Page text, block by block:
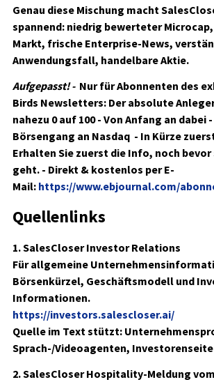
Genau diese Mischung macht
spannend: niedrig bewerteter
Markt, frische Enterprise-News,
Anwendungsfall, handelbare Aktie.
Aufgepasst! - Nur für Abonnenten des
Birds Newsletters: Der absolute
nahezu 0 auf 100 - Von Anfang an dabei
Börsengang an Nasdaq - In Kürze
Erhalten Sie zuerst die Info, noch
geht. - Direkt & kostenlos per E-
Mail: https://www.ebjournal.com/
Quellenlinks
1. SalesCloser Investor Relations
Für allgemeine
Börsenkürzel, Geschäftsmodell und
Informationen.
https://investors.salescloser.ai/
Quelle im Text stützt:
Sprach-/Videoagenten,
2. SalesCloser Hospitality-Meldung vom